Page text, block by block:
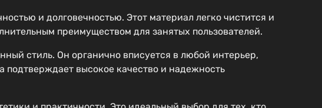
и долговечностью. Этот материал легко чистится и
преимуществом для занятых пользователей.
стиль. Он органично вписуется в любой интерьер,
высокое качество и надежность